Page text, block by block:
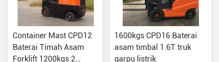
Container Mast CPD12
Baterai Timah Asam
Forklift 1200kgs 2
1600kgs CPD16 Baterai
asam timbal 1.6T truk
garpu listrik